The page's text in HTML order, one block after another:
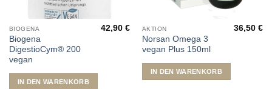
BIOGENA
Biogena
DigestioCym® 200
vegan
42,90€
IN DEN WARENKORB
AKTION
Norsan Omega 3
vegan Plus 150ml
36,50€
IN DEN WARENKORB